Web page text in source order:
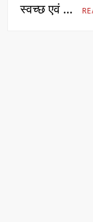
स्वच्छ एवं …